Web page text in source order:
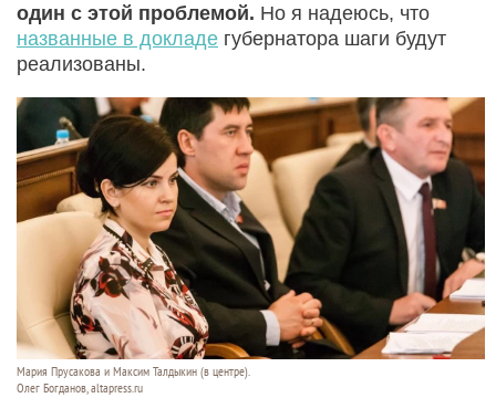
один с этой проблемой. Но я надеюсь, что
названные в докладе губернатора шаги будут
реализованы.
Мария Прусакова и Максим Талдыкин (в центре).
Олег Богданов, altapress.ru